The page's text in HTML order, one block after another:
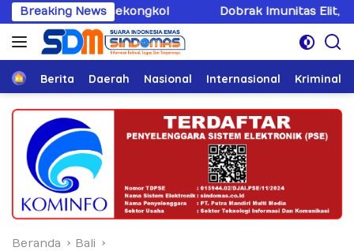
Langsung
ke
konten
Breaking News Dobrak Imunitas Elit, PPWI Minta Mabes
HomeBerita Daerah Nasional Internasional Kriminal
Beranda Bali